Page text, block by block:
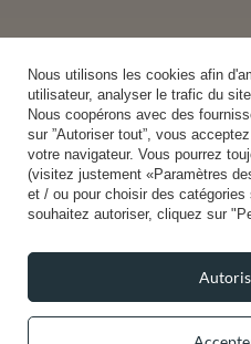
Nous utilisons les cookies afin
utilisateur, analyser le trafic du
Nous coopérons avec des
sur ”Autoriser tout”, vous
votre navigateur. Vous pourrez
(visitez justement «Paramètres
et / ou pour choisir des
souhaitez autoriser, cliquez sur